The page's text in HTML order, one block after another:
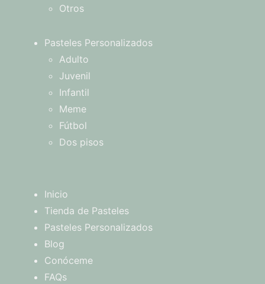
Otros
Pasteles Personalizados
Adulto
Juvenil
Infantil
Meme
Fútbol
Dos pisos
Inicio
Tienda de Pasteles
Pasteles Personalizados
Blog
Conóceme
FAQs